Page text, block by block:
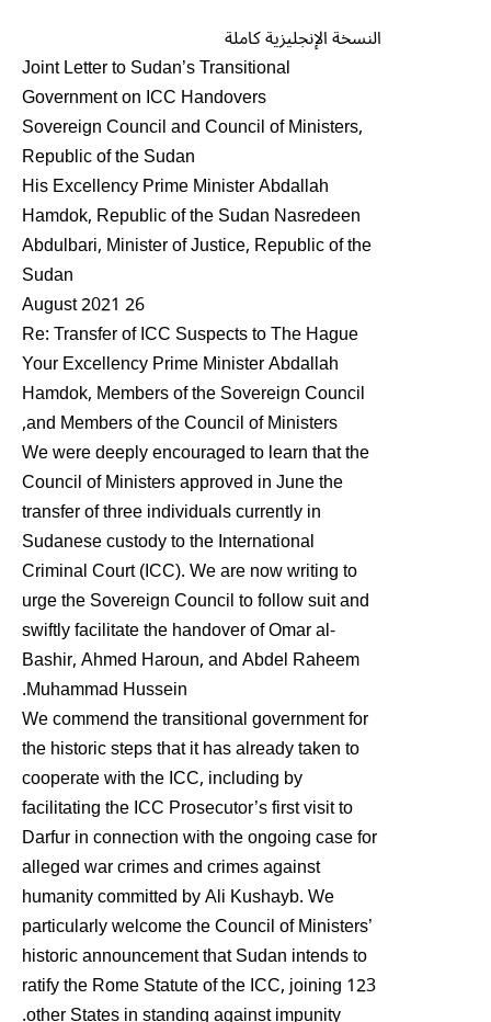
النسخة الإنجليزية كاملة
Joint Letter to Sudan’s Transitional
Government on ICC Handovers
Sovereign Council and Council of Ministers,
Republic of the Sudan
His Excellency Prime Minister Abdallah
Hamdok, Republic of the Sudan Nasredeen
Abdulbari, Minister of Justice, Republic of the
Sudan
26 August 2021
Re: Transfer of ICC Suspects to The Hague
Your Excellency Prime Minister Abdallah
Hamdok, Members of the Sovereign Council
and Members of the Council of Ministers,
We were deeply encouraged to learn that the
Council of Ministers approved in June the
transfer of three individuals currently in
Sudanese custody to the International
Criminal Court (ICC). We are now writing to
urge the Sovereign Council to follow suit and
swiftly facilitate the handover of Omar al-
Bashir, Ahmed Haroun, and Abdel Raheem
Muhammad Hussein.
We commend the transitional government for
the historic steps that it has already taken to
cooperate with the ICC, including by
facilitating the ICC Prosecutor’s first visit to
Darfur in connection with the ongoing case for
alleged war crimes and crimes against
humanity committed by Ali Kushayb. We
particularly welcome the Council of Ministers’
historic announcement that Sudan intends to
ratify the Rome Statute of the ICC, joining 123